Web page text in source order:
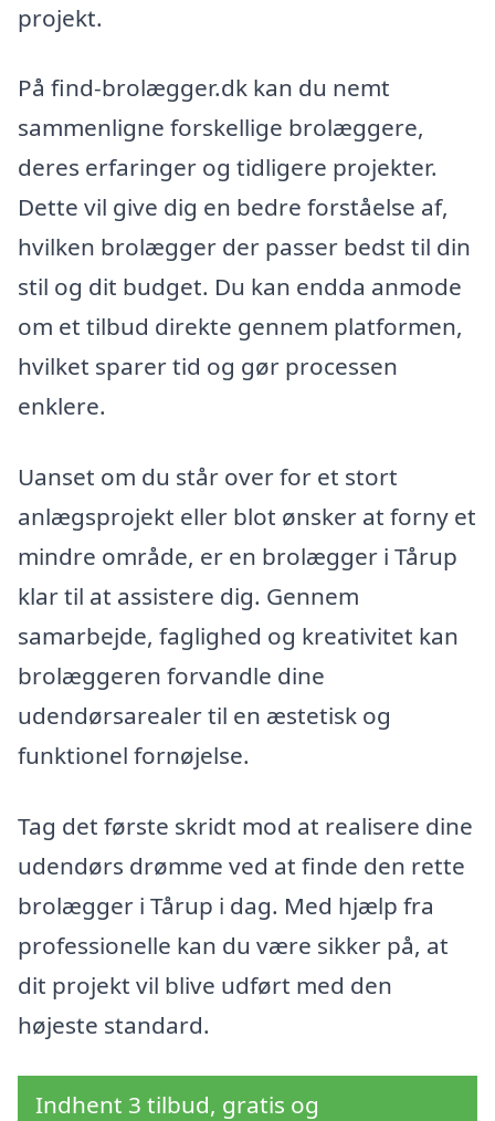
projekt.
På find-brolægger.dk kan du nemt
sammenligne forskellige brolæggere,
deres erfaringer og tidligere projekter.
Dette vil give dig en bedre forståelse af,
hvilken brolægger der passer bedst til din
stil og dit budget. Du kan endda anmode
om et tilbud direkte gennem platformen,
hvilket sparer tid og gør processen
enklere.
Uanset om du står over for et stort
anlægsprojekt eller blot ønsker at forny et
mindre område, er en brolægger i Tårup
klar til at assistere dig. Gennem
samarbejde, faglighed og kreativitet kan
brolæggeren forvandle dine
udendørsarealer til en æstetisk og
funktionel fornøjelse.
Tag det første skridt mod at realisere dine
udendørs drømme ved at finde den rette
brolægger i Tårup i dag. Med hjælp fra
professionelle kan du være sikker på, at
dit projekt vil blive udført med den
højeste standard.
Indhent 3 tilbud, gratis og